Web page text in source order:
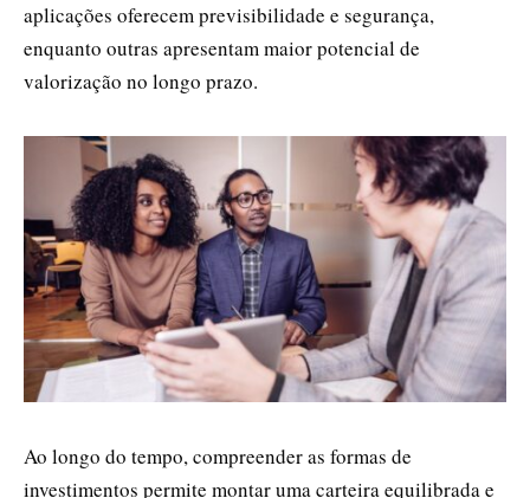
aplicações oferecem previsibilidade e segurança,
enquanto outras apresentam maior potencial de
valorização no longo prazo.
Ao longo do tempo, compreender as formas de
investimentos permite montar uma carteira equilibrada e